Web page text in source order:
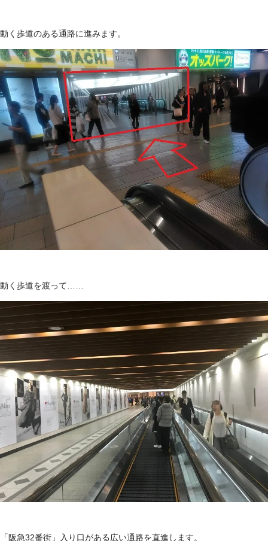
動く歩道のある通路に進みます。
動く歩道を渡って……
「阪急32番街」入り口がある広い通路を直進します。